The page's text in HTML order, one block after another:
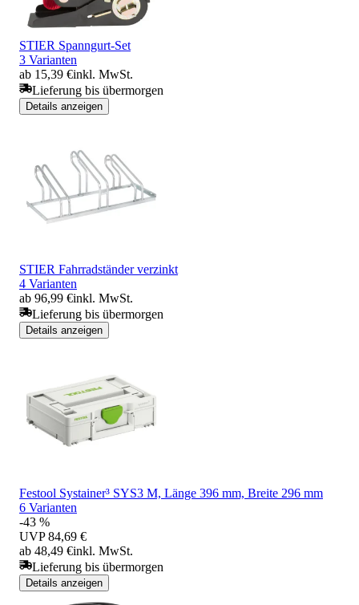
STIER Spanngurt-Set
3 Varianten
ab 15,39 €inkl. MwSt.
Lieferung bis übermorgen
Details anzeigen
STIER Fahrradständer verzinkt
4 Varianten
ab 96,99 €inkl. MwSt.
Lieferung bis übermorgen
Details anzeigen
Festool Systainer³ SYS3 M, Länge 396 mm, Breite 296 mm
6 Varianten
-43 %
UVP 84,69 €
ab 48,49 €inkl. MwSt.
Lieferung bis übermorgen
Details anzeigen